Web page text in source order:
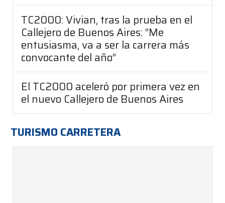
TC2000: Vivian, tras la prueba en el
Callejero de Buenos Aires: “Me
entusiasma, va a ser la carrera más
convocante del año”
El TC2000 aceleró por primera vez en
el nuevo Callejero de Buenos Aires
TURISMO CARRETERA